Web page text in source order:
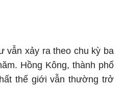
vẫn xảy ra theo chu kỳ ba
Hồng Kông, thành phố
thế giới vẫn thường trở